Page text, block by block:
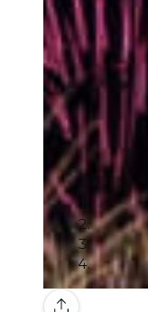
Galerie